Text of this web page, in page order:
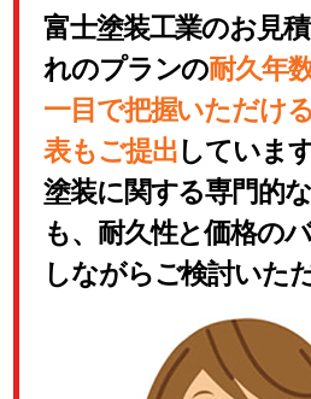
富士塗装工業のお見
れのプランの耐久年
一目で把握いただけ
表もご提出しています
塗装に関する専門的
も、耐久性と価格の
しながらご検討いた